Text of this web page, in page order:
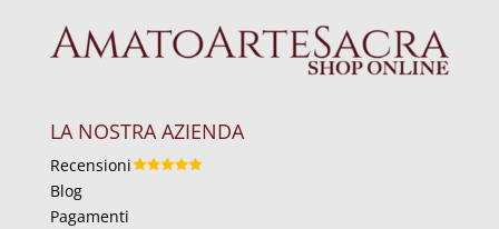
LA NOSTRA AZIENDA
Recensioni
Blog
Pagamenti